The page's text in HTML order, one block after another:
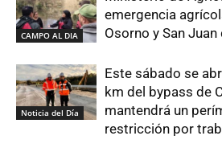
CAMPO AL DIA
emergencia
Osorno y San
Noticia del Día
Este sábado se
km del bypass de
mantendrá un
restricción por